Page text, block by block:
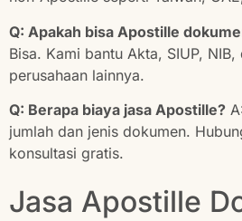
Q: Apakah bisa Apostille
Bisa. Kami bantu Akta, SIUP,
perusahaan lainnya.
Q: Berapa biaya jasa Apostille?
jumlah dan jenis dokumen.
konsultasi gratis.
Jasa Apostille